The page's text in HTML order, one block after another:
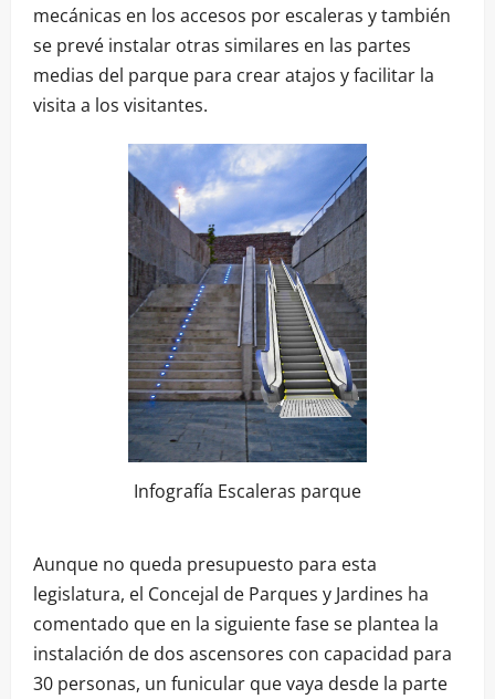
mecánicas en los accesos por escaleras y también
se prevé instalar otras similares en las partes
medias del parque para crear atajos y facilitar la
visita a los visitantes.
Infografía Escaleras parque
Aunque no queda presupuesto para esta
legislatura, el Concejal de Parques y Jardines ha
comentado que en la siguiente fase se plantea la
instalación de dos ascensores con capacidad para
30 personas, un funicular que vaya desde la parte